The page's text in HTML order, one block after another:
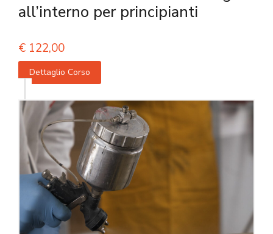
all’interno per principianti
€ 122,00
Dettaglio Corso